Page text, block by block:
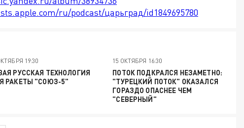
ru/podcast/царьград/id1849695780
19:30
РУССКАЯ ТЕХНОЛОГИЯ
РАКЕТЫ "СОЮЗ-5"
15 ОКТЯБРЯ 16:30
ПОТОК ПОДКРАЛСЯ НЕЗАМЕТНО:
"ТУРЕЦКИЙ ПОТОК" ОКАЗАЛСЯ
ГОРАЗДО ОПАСНЕЕ ЧЕМ
"СЕВЕРНЫЙ"